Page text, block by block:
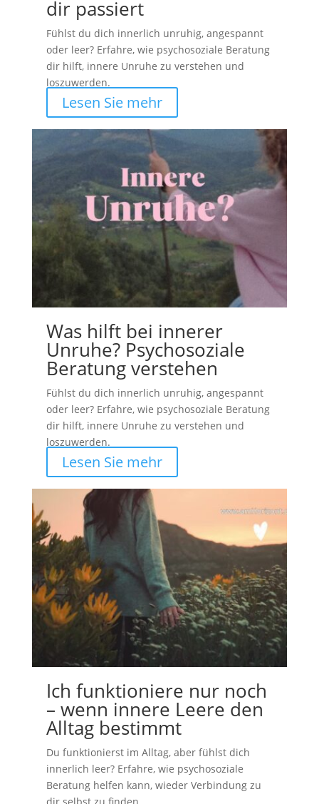
dir passiert
Fühlst du dich innerlich unruhig, angespannt
oder leer? Erfahre, wie psychosoziale Beratung
dir hilft, innere Unruhe zu verstehen und
loszuwerden.
Lesen Sie mehr
Was hilft bei innerer
Unruhe? Psychosoziale
Beratung verstehen
Fühlst du dich innerlich unruhig, angespannt
oder leer? Erfahre, wie psychosoziale Beratung
dir hilft, innere Unruhe zu verstehen und
loszuwerden.
Lesen Sie mehr
Ich funktioniere nur noch
– wenn innere Leere den
Alltag bestimmt
Du funktionierst im Alltag, aber fühlst dich
innerlich leer? Erfahre, wie psychosoziale
Beratung helfen kann, wieder Verbindung zu